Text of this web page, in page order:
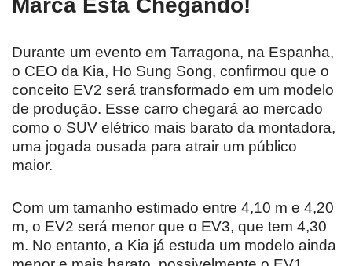
Marca Está Chegando!
Durante um evento em Tarragona, na Espanha,
o CEO da Kia, Ho Sung Song, confirmou que o
conceito EV2 será transformado em um modelo
de produção. Esse carro chegará ao mercado
como o SUV elétrico mais barato da montadora,
uma jogada ousada para atrair um público
maior.
Com um tamanho estimado entre 4,10 m e 4,20
m, o EV2 será menor que o EV3, que tem 4,30
m. No entanto, a Kia já estuda um modelo ainda